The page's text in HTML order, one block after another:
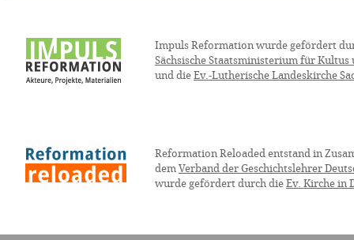
Impuls Reformation wurde gefördert
Sächsische Staatsministerium für Kultus
und die Ev.-Lutherische Landeskirche
Reformation Reloaded entstand in
dem Verband der Geschichtslehrer
wurde gefördert durch die Ev. Kirche in